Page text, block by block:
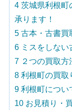
4 茨城県利根町
承ります！
5 古本・古書買
6 ミスをしな
7 ２つの買取
8 利根町の買取
9 利根町につい
10 お見積り・